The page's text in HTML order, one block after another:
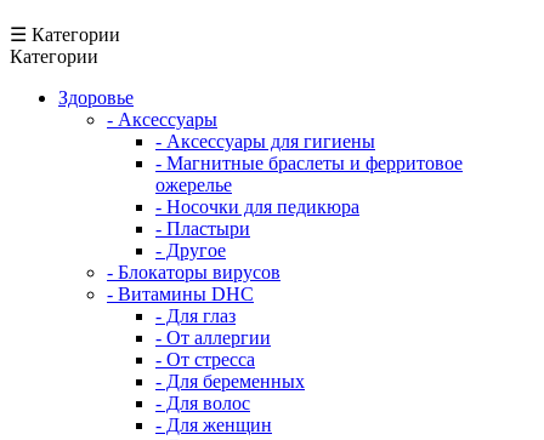
☰ Категории
Категории
Здоровье
- Аксессуары
- Аксессуары для гигиены
- Магнитные браслеты и ферритовое
ожерелье
- Носочки для педикюра
- Пластыри
- Другое
- Блокаторы вирусов
- Витамины DHC
- Для глаз
- От аллергии
- От стресса
- Для беременных
- Для волос
- Для женщин